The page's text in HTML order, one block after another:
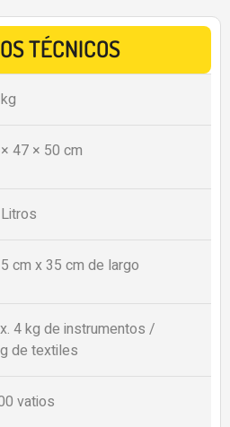
TÉCNICOS
47 × 50 cm
cm x 35 cm de largo
4 kg de instrumentos /
de textiles
vatios